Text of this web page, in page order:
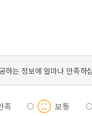
하는 정보에 얼마나 만족하
족 보통